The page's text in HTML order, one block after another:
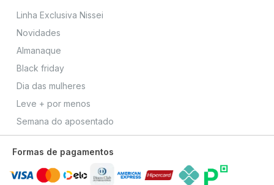
Linha Exclusiva Nissei
Novidades
Almanaque
Black friday
Dia das mulheres
Leve + por menos
Semana do aposentado
Formas de pagamentos